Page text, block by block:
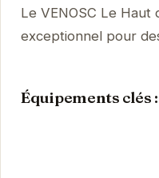
Le VENOSC Le
exceptionnel pour
Équipements clés :